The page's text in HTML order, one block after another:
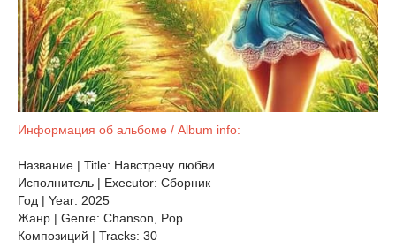
Информация об альбоме / Album info:
Название | Title: Навстречу любви
Исполнитель | Executor: Сборник
Год | Year: 2025
Жанр | Genre: Chanson, Pop
Композиций | Tracks: 30